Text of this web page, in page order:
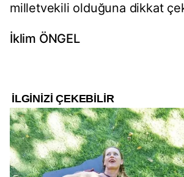
milletvekili olduğuna dikkat
İklim ÖNGEL